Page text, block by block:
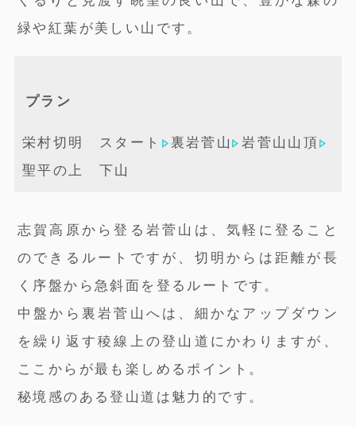
緑や紅葉が美しい山です。
プラン
栄村切明 スタート 裏岩菅山
岩菅山山頂
聖平の上 下山
志賀高原から登る岩菅山は、気軽に登ること
のできるルートですが、切明からは距離が長
く序盤から急斜面を登るルートです。
中盤から裏岩菅山へは、細かなアップダウン
を繰り返す稜線上の登山道にかわりますが、
ここからが最も楽しめるポイント。
秘境感のある登山道は魅力的です。